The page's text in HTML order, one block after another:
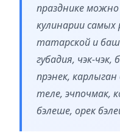
празднике
кулинарии
татарской и
губадия, чэк-чэк,
прэнек,
теле, эчпочмак,
бэлеше, орек